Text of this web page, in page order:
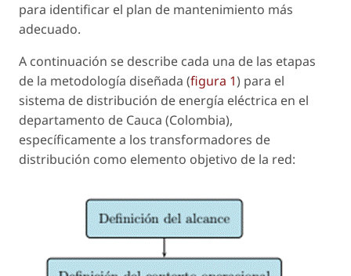
para identificar el plan de mantenimiento más
adecuado.
A continuación se describe cada una de las etapas
de la metodología diseñada (figura 1) para el
sistema de distribución de energía eléctrica en el
departamento de Cauca (Colombia),
específicamente a los transformadores de
distribución como elemento objetivo de la red: